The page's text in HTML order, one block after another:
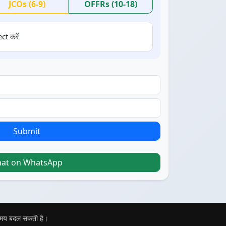
JCOs (6-9) OFFRs (10-18)
करें
Submit
on WhatsApp
बदल सकती है।